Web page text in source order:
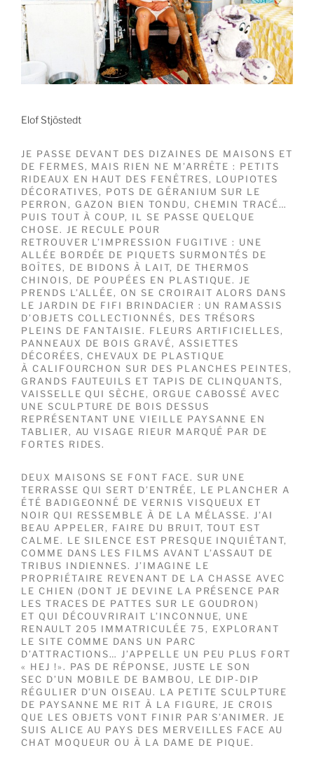
Elof Stjöstedt
JE PASSE DEVANT DES DIZAINES DE MAISONS ET
DE FERMES, MAIS RIEN NE M’ARRÊTE : PETITS
RIDEAUX EN HAUT DES FENÊTRES, LOUPIOTES
DÉCORATIVES, POTS DE GÉRANIUM SUR LE
PERRON, GAZON BIEN TONDU, CHEMIN TRACÉ…
PUIS TOUT À COUP, IL SE PASSE QUELQUE
CHOSE. JE RECULE POUR
RETROUVER L’IMPRESSION FUGITIVE : UNE
ALLÉE BORDÉE DE PIQUETS SURMONTÉS DE
BOÎTES, DE BIDONS À LAIT, DE THERMOS
CHINOIS, DE POUPÉES EN PLASTIQUE. JE
PRENDS L’ALLÉE, ON SE CROIRAIT ALORS DANS
LE JARDIN DE FIFI BRINDACIER : UN RAMASSIS
D’OBJETS COLLECTIONNÉS, DES TRÉSORS
PLEINS DE FANTAISIE. FLEURS ARTIFICIELLES,
PANNEAUX DE BOIS GRAVÉ, ASSIETTES
DÉCORÉES, CHEVAUX DE PLASTIQUE
À CALIFOURCHON SUR DES PLANCHES PEINTES,
GRANDS FAUTEUILS ET TAPIS DE CLINQUANTS,
VAISSELLE QUI SÈCHE, ORGUE CABOSSÉ AVEC
UNE SCULPTURE DE BOIS DESSUS
REPRÉSENTANT UNE VIEILLE PAYSANNE EN
TABLIER, AU VISAGE RIEUR MARQUÉ PAR DE
FORTES RIDES.
DEUX MAISONS SE FONT FACE. SUR UNE
TERRASSE QUI SERT D’ENTRÉE, LE PLANCHER A
ÉTÉ BADIGEONNÉ DE VERNIS VISQUEUX ET
NOIR QUI RESSEMBLE À DE LA MÉLASSE. J’AI
BEAU APPELER, FAIRE DU BRUIT, TOUT EST
CALME. LE SILENCE EST PRESQUE INQUIÉTANT,
COMME DANS LES FILMS AVANT L’ASSAUT DE
TRIBUS INDIENNES. J’IMAGINE LE
PROPRIÉTAIRE REVENANT DE LA CHASSE AVEC
LE CHIEN (DONT JE DEVINE LA PRÉSENCE PAR
LES TRACES DE PATTES SUR LE GOUDRON)
ET QUI DÉCOUVRIRAIT L’INCONNUE, UNE
RENAULT 205 IMMATRICULÉE 75, EXPLORANT
LE SITE COMME DANS UN PARC
D’ATTRACTIONS… J’APPELLE UN PEU PLUS FORT
« HEJ !». PAS DE RÉPONSE, JUSTE LE SON
SEC D’UN MOBILE DE BAMBOU, LE DIP-DIP
RÉGULIER D’UN OISEAU. LA PETITE SCULPTURE
DE PAYSANNE ME RIT À LA FIGURE, JE CROIS
QUE LES OBJETS VONT FINIR PAR S’ANIMER. JE
SUIS ALICE AU PAYS DES MERVEILLES FACE AU
CHAT MOQUEUR OU À LA DAME DE PIQUE.